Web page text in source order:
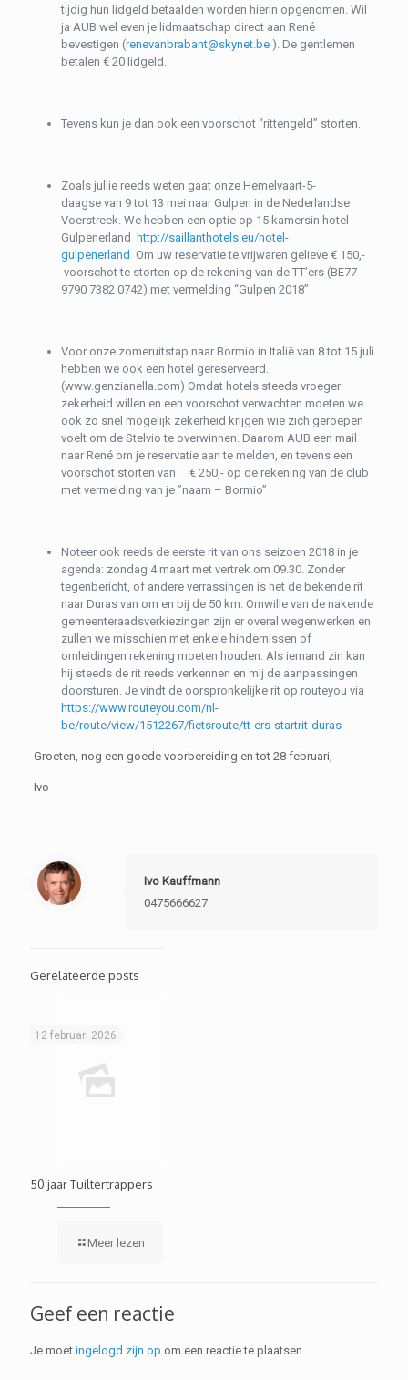
tijdig hun lidgeld betaalden worden hierin opgenomen. Wil
ja AUB wel even je lidmaatschap direct aan René
bevestigen (renevanbrabant@skynet.be). De gentlemen
betalen € 20 lidgeld.
Tevens kun je dan ook een voorschot “rittengeld” storten.
Zoals jullie reeds weten gaat onze Hemelvaart-5-
daagse van 9 tot 13 mei naar Gulpen in de Nederlandse
Voerstreek. We hebben een optie op 15 kamersin hotel
Gulpenerland
http://saillanthotels.eu/hotel-
gulpenerland Om uw reservatie te vrijwaren gelieve € 150,-
voorschot te storten op de rekening van de TT’ers (BE77
9790 7382 0742) met vermelding “Gulpen 2018”
Voor onze zomeruitstap naar Bormio in Italië van 8 tot 15 juli
hebben we ook een hotel gereserveerd.
(www.genzianella.com) Omdat hotels steeds vroeger
zekerheid willen en een voorschot verwachten moeten we
ook zo snel mogelijk zekerheid krijgen wie zich geroepen
voelt om de Stelvio te overwinnen. Daarom AUB een mail
naar René om je reservatie aan te melden, en tevens een
voorschot storten van € 250,- op de rekening van de club
met vermelding van je ”naam – Bormio”
Noteer ook reeds de eerste rit van ons seizoen 2018 in je
agenda: zondag 4 maart met vertrek om 09.30. Zonder
tegenbericht, of andere verrassingen is het de bekende rit
naar Duras van om en bij de 50 km. Omwille van de nakende
gemeenteraadsverkiezingen zijn er overal wegenwerken en
zullen we misschien met enkele hindernissen of
omleidingen rekening moeten houden. Als iemand zin kan
hij steeds de rit reeds verkennen en mij de aanpassingen
doorsturen. Je vindt de oorspronkelijke rit op routeyou via
https://www.routeyou.com/nl-
be/route/view/1512267/fietsroute/tt-ers-startrit-duras
Groeten, nog een goede voorbereiding en tot 28 februari,
Ivo
Ivo Kauffmann
0475666627
Gerelateerde posts
12 februari 2026
50 jaar Tuiltertrappers
Meer lezen
Geef een reactie
Je moet ingelogd zijn op om een reactie te plaatsen.